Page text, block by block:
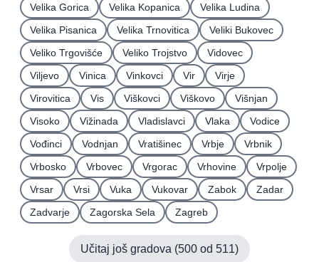
Velika Gorica
Velika Kopanica
Velika Ludina
Velika Pisanica
Velika Trnovitica
Veliki Bukovec
Veliko Trgovišće
Veliko Trojstvo
Vidovec
Viljevo
Vinica Vinkovci Vir
Virje
Virovitica
Vis Viškovci Viškovo
Višnjan
Visoko
Vižinada Vladislavci Vlaka
Vodice
Vođinci
Vodnjan Vratišinec Vrbje
Vrbnik
Vrbosko
Vrbovec Vrgorac Vrhovine
Vrpolje
Vrsar
Vrsi Vuka Vukovar Zabok
Zadar
Zadvarje
Zagorska Sela Zagreb
Učitaj još gradova (500 od 511)